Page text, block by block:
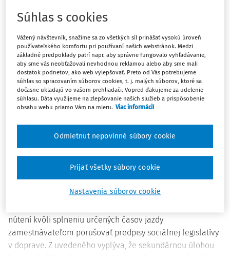
organizácii pracovného času v doprave", ktorá bola
Cieľom kontrol bolo predovšetkýmpreveriť dodržiavanie
pracovných podmienok v cestnej doprave vodičmi
autobusovustanovených podľa vyššie uvedeného zákona
a nariadenia Európskeho parlamentu a Rady (ES) č.
561/2006. Kontroly sa vykonávali na pozemných
komunikáciách, na stanovištiach odchodov zájazdových
autobusov a autobusových staniciach.
Z bežnej praxe a doteraz získaných informácií možno
konštatovať, že v letnom resp. dovolenkovom období
dochádza k výraznému nárastu zájazdových a diaľkových
autobusov na pozemných komunikáciách, čo má priamu
nútení kvôli splneniu určených časov jazdy
zamestnávateľom porušovať predpisy sociálnej legislatívy
v doprave. Z uvedeného vyplýva, že sekundárnou úlohou
Súhlas s cookies
Vážený návštevník, snažíme sa zo všetkých síl prinášať vysokú úroveň
používateľského komfortu pri používaní našich webstránok. Medzi
základné predpoklady patrí napr. aby správne fungovalo vyhľadávanie,
aby sme vás neobťažovali nevhodnou reklamou alebo aby sme mali
dostatok podnetov, ako web vylepšovať. Preto od Vás potrebujeme
súhlas so spracovaním súborov cookies, t. j. malých súborov, ktoré sa
dočasne ukladajú vo vašom prehliadači. Vopred ďakujeme za udelenie
súhlasu. Dáta využijeme na zlepšovanie našich služieb a prispôsobenie
obsahu webu priamo Vám na mieru. Viac informácií
Nastavenia súborov cookie
Odmietnut nepovinné súbory cookie
Prijať všetky súbory cookie